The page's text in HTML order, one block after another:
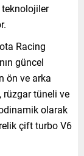
teknolojiler
Racing
güncel
ön ve arka
rüzgar tüneli ve
olarak
çift turbo V6